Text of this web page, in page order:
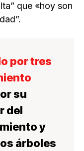
que «hoy son
por tres
su
del
y
árboles